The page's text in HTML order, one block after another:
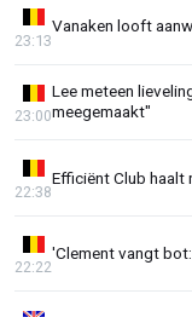
Vanaken looft
23:13
Lee meteen
meegemaakt"
23:00
Efficiënt Club haalt
22:38
'Clement vangt
22:22